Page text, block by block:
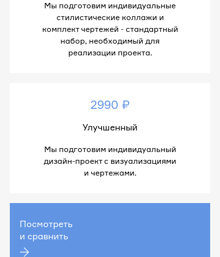
Мы подготовим индивидуальные
стилистические коллажи и
комплект чертежей - стандартный
набор, необходимый для
реализации проекта.
2990 ₽
Улучшенный
Мы подготовим индивидуальный
дизайн-проект с визуализациями
и чертежами.
Посмотреть
и сравнить